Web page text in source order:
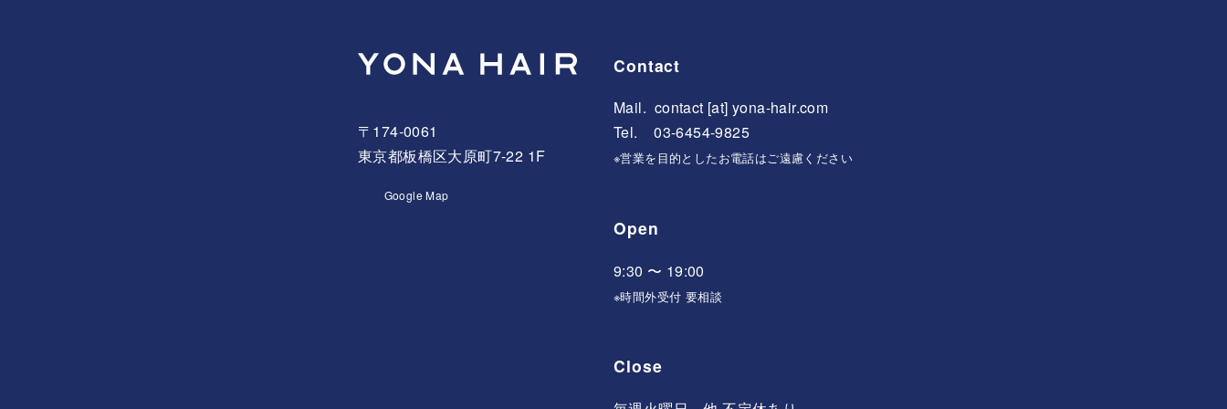
〒174-0061
東京都板橋区大原町7-22 1F
Google Map
Contact
Mail. contact [at] yona-hair.com
Tel. 03-6454-9825
※営業を目的としたお電話はご遠慮ください
Open
9:30 〜 19:00
※時間外受付 要相談
Close